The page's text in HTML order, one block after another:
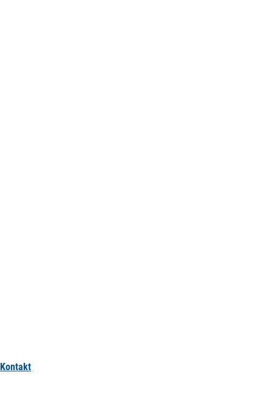
Kontakt